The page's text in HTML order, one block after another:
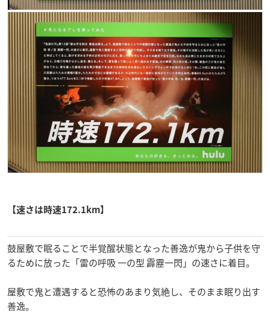
【速さは時速172.1km】
鼓屋敷で眠ることで半覚醒状態となった善逸が鬼から子供を守
るために放った「雷の呼吸 一の型 霹靂一閃」の速さに着目。
屋敷で鬼と遭遇すると恐怖のあまり気絶し、そのまま眠り出す
善逸。